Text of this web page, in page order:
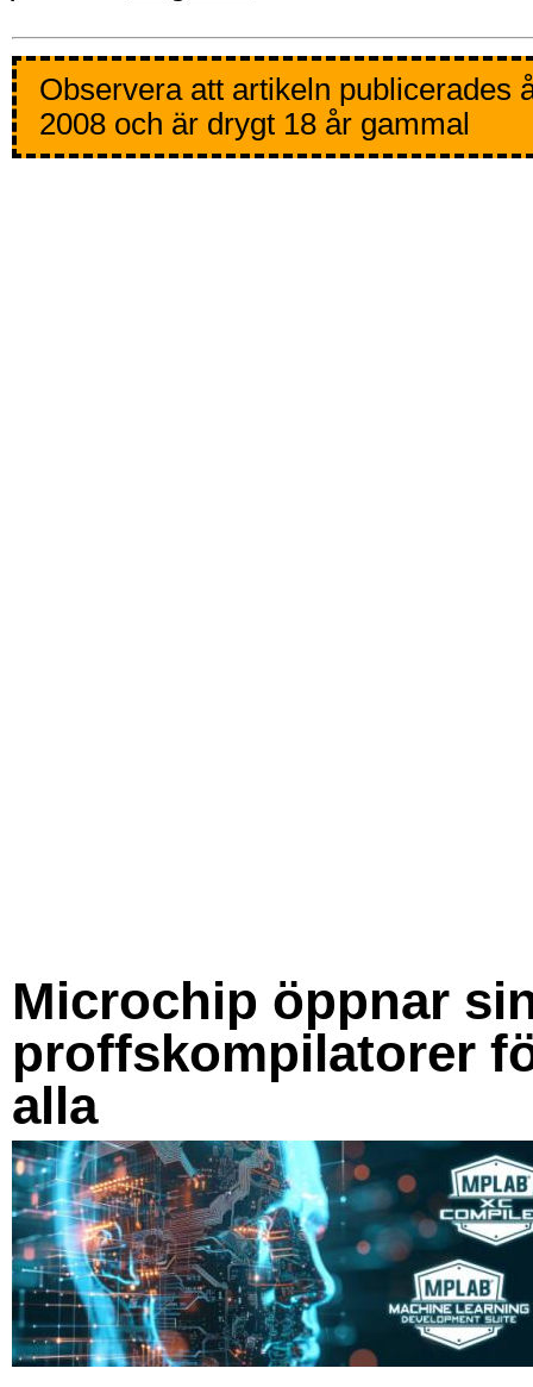
Observera att artikeln publicerades
2008 och är drygt 18 år gammal
Microchip öppnar
proffskompilatorer
alla